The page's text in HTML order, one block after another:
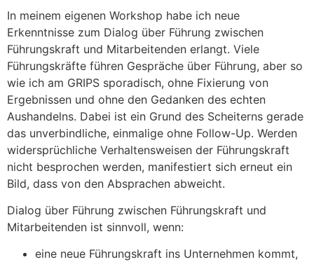
In meinem eigenen Workshop habe ich neue
Erkenntnisse zum Dialog über Führung zwischen
Führungskraft und Mitarbeitenden erlangt. Viele
Führungskräfte führen Gespräche über Führung, aber so
wie ich am GRIPS sporadisch, ohne Fixierung von
Ergebnissen und ohne den Gedanken des echten
Aushandelns. Dabei ist ein Grund des Scheiterns gerade
das unverbindliche, einmalige ohne Follow-Up. Werden
widersprüchliche Verhaltensweisen der Führungskraft
nicht besprochen werden, manifestiert sich erneut ein
Bild, dass von den Absprachen abweicht.
Dialog über Führung zwischen Führungskraft und
Mitarbeitenden ist sinnvoll, wenn:
eine neue Führungskraft ins Unternehmen kommt,